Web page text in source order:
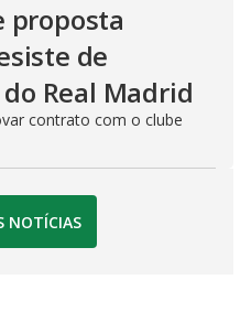
proposta
de
Real Madrid
contrato com o clube
NOTÍCIAS